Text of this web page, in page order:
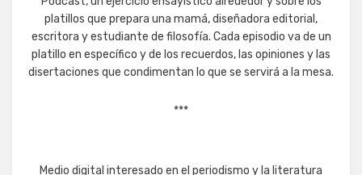
platillos que prepara una mamá, diseñadora editorial,
escritora y estudiante de filosofía. Cada episodio va de un
platillo en específico y de los recuerdos, las opiniones y las
disertaciones que condimentan lo que se servirá a la mesa.
***
Medio digital interesado en el periodismo y la literatura